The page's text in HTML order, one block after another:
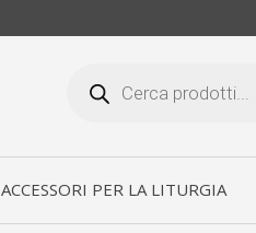
search
ACCESSORI PER LA LITURGIA